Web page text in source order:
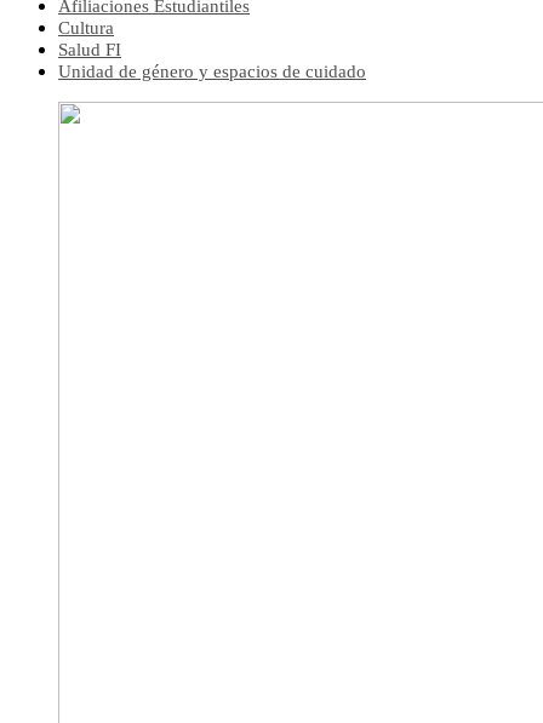
Afiliaciones Estudiantiles
Cultura
Salud FI
Unidad de género y espacios de cuidado